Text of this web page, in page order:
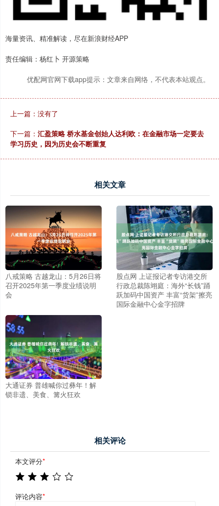
海量资讯、精准解读，尽在新浪财经APP
责任编辑：杨红卜 开源策略
优配网官网下载app提示：文章来自网络，不代表本站观点。
上一篇：没有了
下一篇： 汇盈策略 桥水基金创始人达利欧：在金融市场一定要去
学习历史，因为历史会不断重复
相关文章
八戒策略 古越龙山：5月26日将
召开2025年第一季度业绩说明
会
股点网 上证报记者专访港交所
行政总裁陈翊庭：海外“长钱”踊
跃加码中国资产 丰富“货架”擦亮
国际金融中心金字招牌
大通证券 普雄喊你过彝年！解
锁非遗、美食、篝火狂欢
相关评论
本文评分*
评论内容*